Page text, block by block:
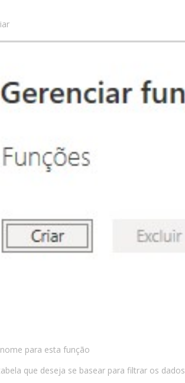
para esta função
que deseja se basear para filtrar os dados